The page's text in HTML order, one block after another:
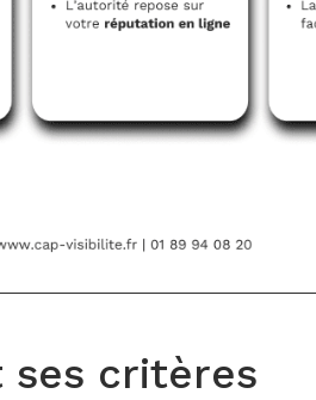
ses critères